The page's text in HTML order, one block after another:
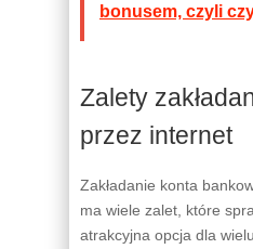
bonusem, czyli
Zalety
przez internet
Zakładanie konta
ma wiele zalet, które
atrakcyjna opcja dla